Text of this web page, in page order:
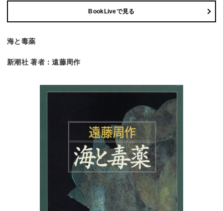
BookLiveで見る
海と毒薬
新潮社 著者：遠藤周作